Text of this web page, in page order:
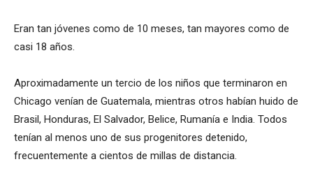
Eran tan jóvenes como de 10 meses, tan mayores como de
casi 18 años.
Aproximadamente un tercio de los niños que terminaron en
Chicago venían de Guatemala, mientras otros habían huido de
Brasil, Honduras, El Salvador, Belice, Rumanía e India. Todos
tenían al menos uno de sus progenitores detenido,
frecuentemente a cientos de millas de distancia.